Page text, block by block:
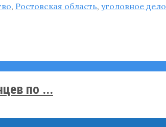
, Ростовская область, уголовное дело
по ...